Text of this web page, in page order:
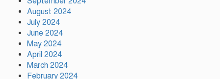
রেকর্ড সম্পন্ন
August 2024
July 2024
June 2024
May 2024
April 2024
March 2024
February 2024